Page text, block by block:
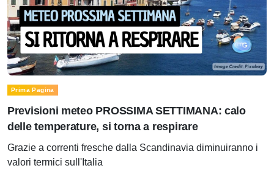
Prima Pagina
Previsioni meteo PROSSIMA SETTIMANA: calo
delle temperature, si torna a respirare
Grazie a correnti fresche dalla Scandinavia diminuiranno i
valori termici sull'Italia